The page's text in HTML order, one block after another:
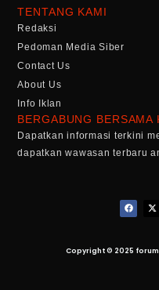
TENTANG KAMI
Redaksi
Pedoman Media Siber
Contact Us
About Us
Info Iklan
BERGABUNG BERSAMA
Dapatkan informasi terkini
dapatkan wawasan terbaru
Copyright © 2025